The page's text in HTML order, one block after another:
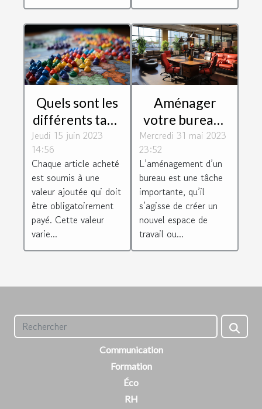
Quels sont les
différents taux
de TVA des
différentes
régions
européenne ?
Jeudi 15 juin 2023
14:56
Chaque article acheté
est soumis à une
valeur ajoutée qui doit
être obligatoirement
payé. Cette valeur
varie...
Aménager
votre bureau :
pourquoi vous
équiper d’un
mobilier de
bureau
d’occasion ?
Mercredi 31 mai 2023
23:52
L’aménagement d’un
bureau est une tâche
importante, qu’il
s’agisse de créer un
nouvel espace de
travail ou...
Communication
Formation
Éco
RH